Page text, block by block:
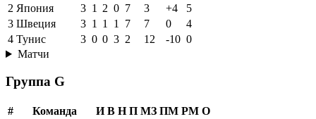
2 Япония 3 1 2 0 7 3 +4
5
3 Швеция 3 1 1 1 7 7 0
4
4 Тунис 3 0 0 3 2 12 -10 0
Матчи
Группа G
# Команда И В Н П МЗ ПМ РМ О